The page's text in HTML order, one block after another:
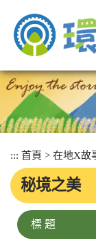
容
塊
::: 首頁 > 在地X故
秘境之美
標 題